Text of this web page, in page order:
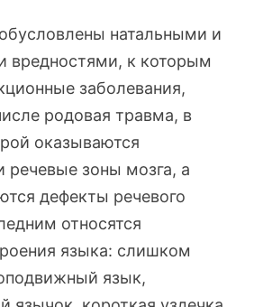
обусловлены натальными и
вредностями, к которым
заболевания,
родовая травма, в
оказываются
зоны мозга, а
дефекты речевого
относятся
языка: слишком
язык,